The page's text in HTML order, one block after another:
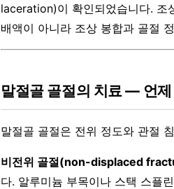
laceration)이 확인되었습니다. 조
배액이 아니라 조상 봉합과 골절
말절골 골절의 치료 — 언
말절골 골절은 전위 정도와 관절
비전위 골절(non-displaced
다. 알루미늄 부목이나 스택 스플